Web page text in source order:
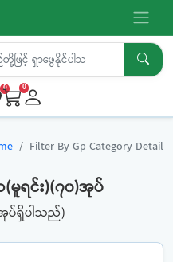
0 0
Filter By Gp Category Detail
င်း)(၇၀)အုပ်
ပ်ရှိပါသည်)